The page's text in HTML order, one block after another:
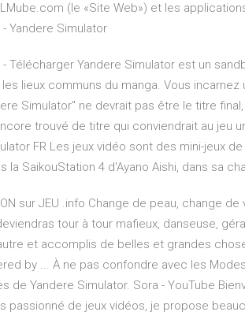
(le «Site Web») et les
Yandere Simulator
Télécharger Yandere Simulator est un
lieux communs du manga. Vous incarnez
Simulator" ne devrait pas être le titre
trouvé de titre qui conviendrait au jeu
FR Les jeux vidéo sont des mini-jeux
la SaikouStation 4 d'Ayano Aishi, dans sa
sur JEU .info Change de peau, change
tour à tour mafieux, danseuse,
et accomplis de belles et grandes
by ... À ne pas confondre avec les
de Yandere Simulator. Sora - YouTube
passionné de jeux vidéos, je propose